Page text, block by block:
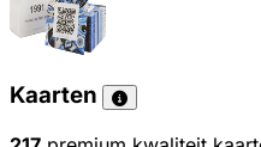
Kaarten